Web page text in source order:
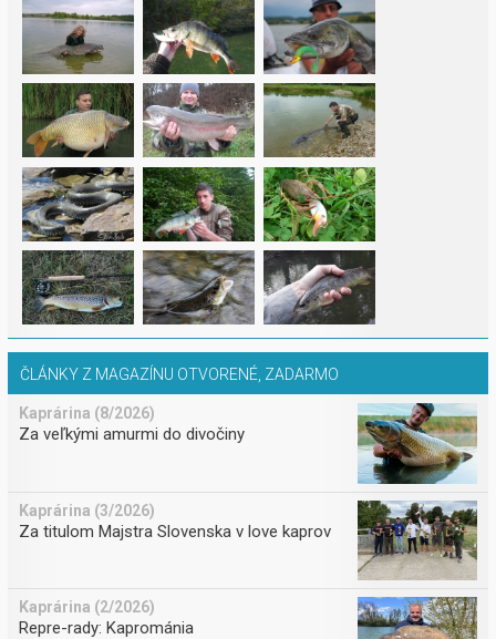
ČLÁNKY Z MAGAZÍNU OTVORENÉ, ZADARMO
Kaprárina (8/2026)
Za veľkými amurmi do divočiny
Kaprárina (3/2026)
Za titulom Majstra Slovenska v love kaprov
Kaprárina (2/2026)
Repre-rady: Kaprománia